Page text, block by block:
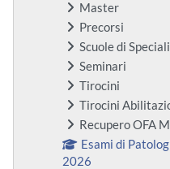
Master
Precorsi
Scuole di
Seminari
Tirocini
Tirocini
Recupero OFA
Esami di
2026